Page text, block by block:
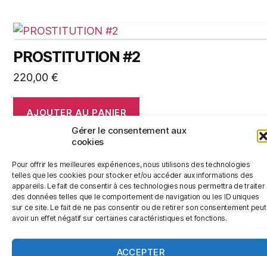
Gérer le consentement aux
cookies
Pour offrir les meilleures expériences, nous utilisons des technologies
telles que les cookies pour stocker et/ou accéder aux informations des
appareils. Le fait de consentir à ces technologies nous permettra de traiter
des données telles que le comportement de navigation ou les ID uniques
sur ce site. Le fait de ne pas consentir ou de retirer son consentement peut
avoir un effet négatif sur certaines caractéristiques et fonctions.
ACCEPTER
PROSTITUTION #2
220,00 €
AJOUTER AU PANIER
© 2026 Jérémy Le Corvaisier
Haut↑